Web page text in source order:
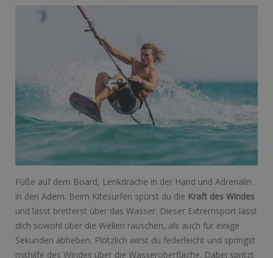
Füße auf dem Board, Lenkdrache in der Hand und Adrenalin
in den Adern. Beim Kitesurfen spürst du die Kraft des Windes
und lässt bretterst über das Wasser. Dieser Extremsport lässt
dich sowohl über die Wellen rauschen, als auch für einige
Sekunden abheben. Plötzlich wirst du federleicht und springst
mithilfe des Windes über die Wasseroberfläche. Dabei spritzt